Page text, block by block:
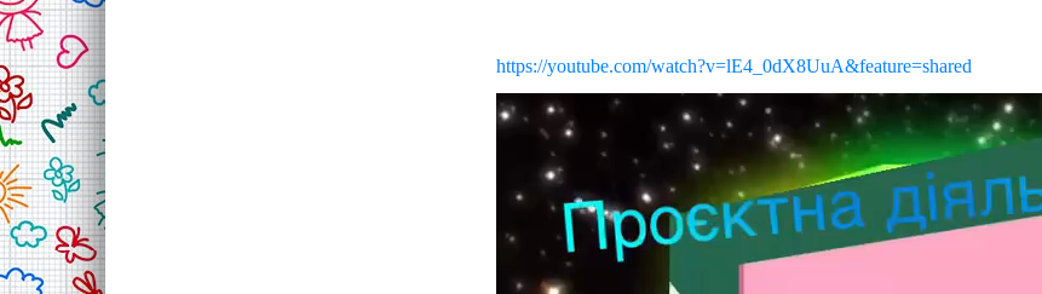
https://youtube.com/watch?v=lE4_0dX8UuA&feature=shared
Відеопрогравач